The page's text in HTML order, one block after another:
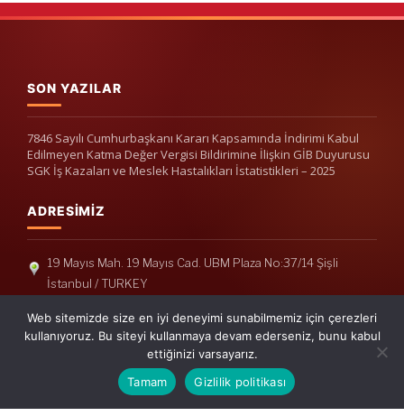
SON YAZILAR
7846 Sayılı Cumhurbaşkanı Kararı Kapsamında İndirimi Kabul
Edilmeyen Katma Değer Vergisi Bildirimine İlişkin GİB Duyurusu
SGK İş Kazaları ve Meslek Hastalıkları İstatistikleri – 2025
ADRESIMIZ
19 Mayıs Mah. 19 Mayıs Cad. UBM Plaza No:37/14 Şişli
İstanbul / TURKEY
Telefon: +90(212) 240 33 39
Telefon: +90(212) 248 19 36
info@erisymm.com
Web sitemizde size en iyi deneyimi sunabilmemiz için çerezleri
kullanıyoruz. Bu siteyi kullanmaya devam ederseniz, bunu kabul
ettiğinizi varsayarız.
Tamam
Gizlilik politikası